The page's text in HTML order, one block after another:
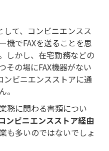
して、コンビニエンスス
機でFAXを送ることを思
しかし、在宅勤務などの
その場にFAX機器がない
ンビニエンスストアに通
。
務に関わる書類につい
ンビニエンスストア経由
も多いのではないでしょ